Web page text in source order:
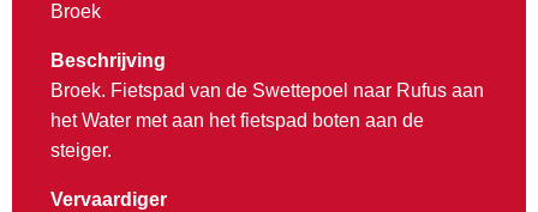
Broek
Beschrijving
Broek. Fietspad van de Swettepoel naar Rufus aan
het Water met aan het fietspad boten aan de
steiger.
Vervaardiger